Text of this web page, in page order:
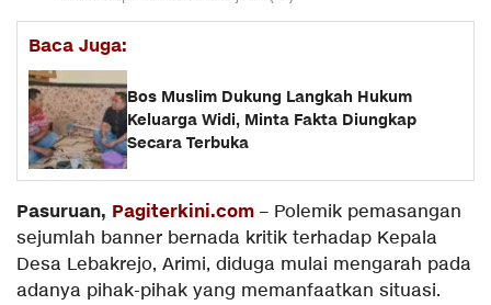
Baca Juga:
Bos Muslim Dukung Langkah Hukum
Keluarga Widi, Minta Fakta Diungkap
Secara Terbuka
Pasuruan, Pagiterkini.com – Polemik pemasangan
sejumlah banner bernada kritik terhadap Kepala
Desa Lebakrejo, Arimi, diduga mulai mengarah pada
adanya pihak-pihak yang memanfaatkan situasi.